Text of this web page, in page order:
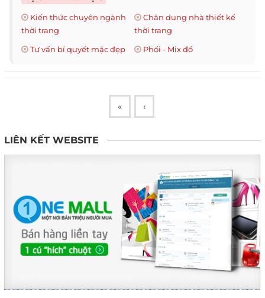
Kiến thức chuyên ngành
thời trang
Chân dung nhà thiết kế
thời trang
Tư vấn bí quyết mặc đẹp
Phối - Mix đồ
« ‹
LIÊN KẾT WEBSITE